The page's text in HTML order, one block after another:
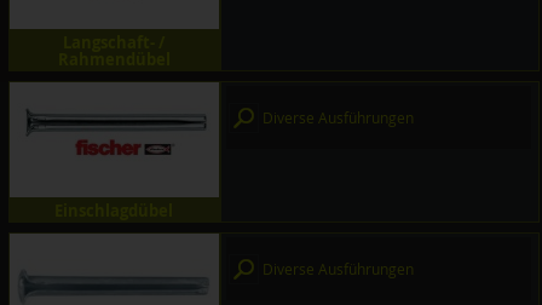
Diverse Ausführungen
Diverse Ausführungen